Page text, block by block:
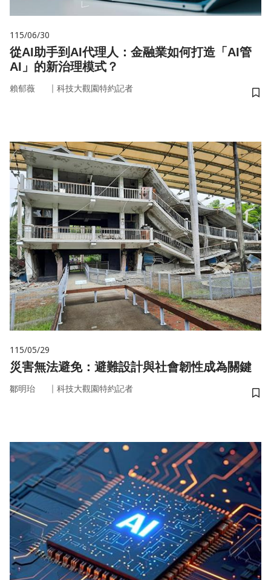
115/06/30
從AI助手到AI代理人：金融業如何打造「AI管
AI」的新治理模式？
賴郁薇 ｜ 科技大觀園特約記者
儲
115/05/29
災害無法避免：避難設計與社會韌性成為關鍵
鄒明珆 ｜ 科技大觀園特約記者
儲